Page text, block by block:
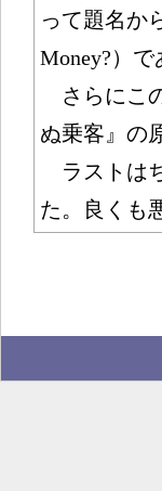
って題名か
Money?）で
さらにこ
ぬ乗客』の
ラストは
た。良くも